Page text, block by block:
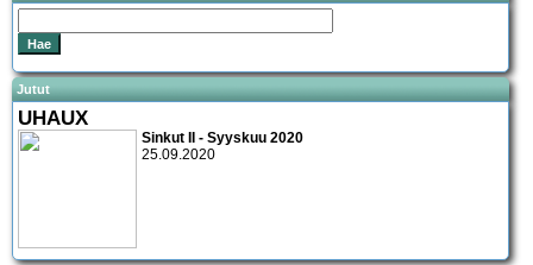
Jutut
UHAUX
Sinkut II - Syyskuu 2020
25.09.2020